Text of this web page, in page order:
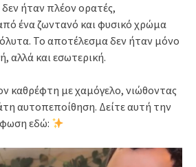
ήταν πλέον ορατές,
ένα ζωντανό και φυσικό χρώμα
Το αποτέλεσμα δεν ήταν μόνο
αλλά και εσωτερική.
καθρέφτη με χαμόγελο, νιώθοντας
αυτοπεποίθηση. Δείτε αυτή την
εδώ: